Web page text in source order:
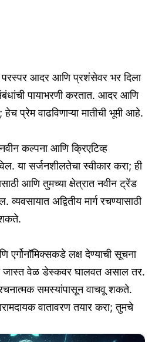
परस्पर आदर आणि प्रशंसेवर भर दिला
पायाभरणी करतात. आदर आणि
प्रेम वाढविणाऱ्या मातीची भूमी आहे.
कल्पना आणि क्रिएटिव्ह
या सर्जनशीलतेचा स्वीकार करा; ही
आणि तुमच्या क्षेत्रात नवीन ट्रेंड
अद्वितीय मार्ग रचण्यासाठी
शकते.
लक्ष देण्याची सूचना
जास्त वेळ डेस्कवर घालवत असाल तर.
समस्यांपासून वाचवू शकते.
वातावरण तयार करा; तुमचे